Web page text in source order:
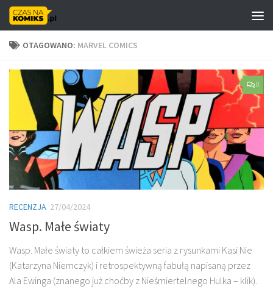
Skip to content
OTAGOWANO: MARVEL COMICS
0
RECENZJA 27/04/2024
Wasp. Małe światy
Wasp. Małe światy to całkiem świeża seria z rysunkami Kasi Nie
(Katarzyna Niemczyk) i retrospektywną fabułą napisaną przez
Ala Ewinga (znanego już choćby z Nieśmiertelnego Hulka – klik).